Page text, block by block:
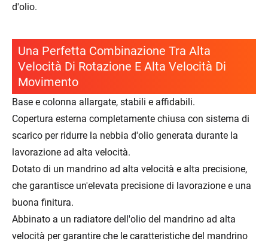
d'olio.
Una Perfetta Combinazione Tra Alta
Velocità Di Rotazione E Alta Velocità Di
Movimento
Base e colonna allargate, stabili e affidabili.
Copertura esterna completamente chiusa con sistema di
scarico per ridurre la nebbia d'olio generata durante la
lavorazione ad alta velocità.
Dotato di un mandrino ad alta velocità e alta precisione,
che garantisce un'elevata precisione di lavorazione e una
buona finitura.
Abbinato a un radiatore dell'olio del mandrino ad alta
velocità per garantire che le caratteristiche del mandrino